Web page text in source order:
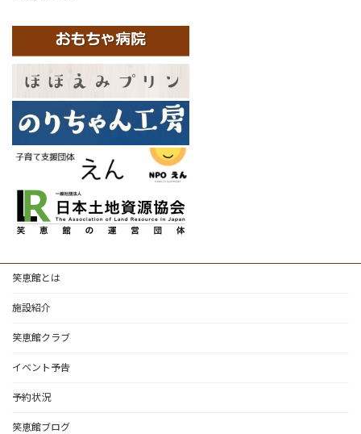
笑恵館とは
施設紹介
笑恵館クラブ
イベント予告
予約状況
笑恵館ブログ